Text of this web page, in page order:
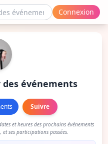
Connexion
événements
Suivre
et heures des prochains événements
ses participations passées.